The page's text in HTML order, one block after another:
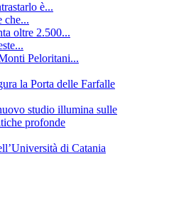
è...
che...
oltre 2.500...
Peloritani...
la Porta delle Farfalle
studio illumina sulle
profonde
di Catania